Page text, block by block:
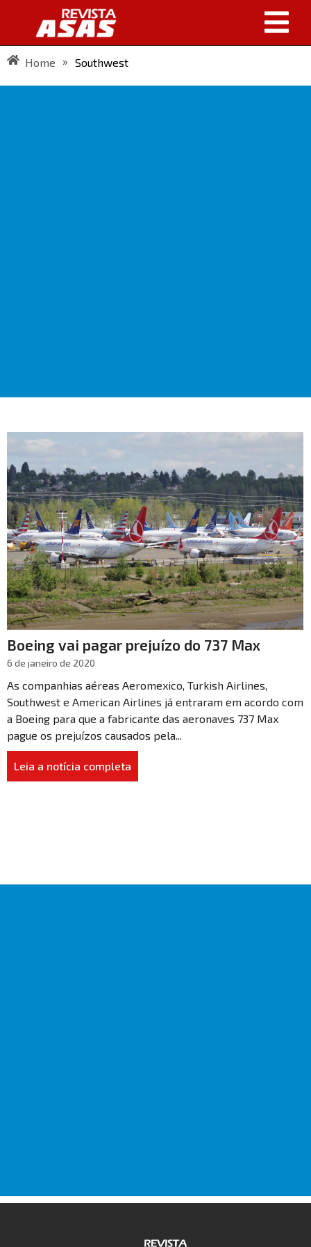
Home » Southwest
Boeing vai pagar prejuízo do 737 Max
6 de janeiro de 2020
As companhias aéreas Aeromexico, Turkish Airlines,
Southwest e American Airlines já entraram em acordo com
a Boeing para que a fabricante das aeronaves 737 Max
pague os prejuízos causados pela...
Leia a notícia completa